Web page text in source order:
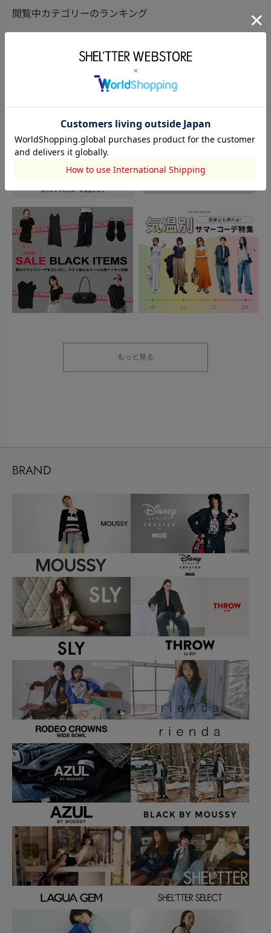
閲覧中カテゴリーのランキング
TOPICS
もっと見る
BRAND